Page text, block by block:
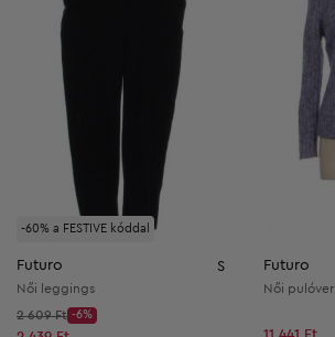
-60% a FESTIVE kóddal
Futuro S
Női leggings
Kezdő ár:
2 609 Ft
Discount Price:
-6%
Futuro
Női pulóver